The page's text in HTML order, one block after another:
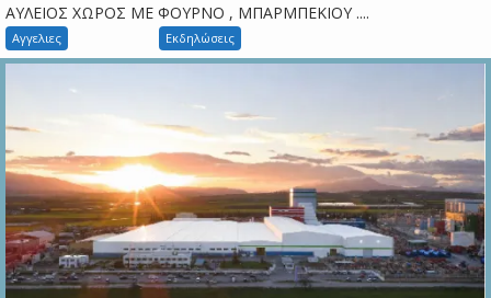
ΑΥΛΕΙΟΣ ΧΩΡΟΣ ΜΕ ΦΟΥΡΝΟ , ΜΠΑΡΜΠΕΚΙΟΥ ....
Αγγελιες Εκδηλώσεις